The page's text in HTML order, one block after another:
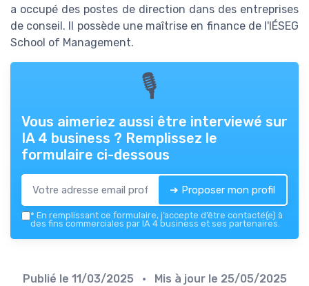
a occupé des postes de direction dans des entreprises
de conseil. Il possède une maîtrise en finance de l'IÉSEG
School of Management.
🎙
Vous aimeriez aussi être interviewé sur
IA 4 business ? Remplissez le
formulaire ci-dessous
➔ Proposer mon profil
* En remplissant ce formulaire, j’accepte d’être contacté(e) à
des fins commerciales par IA 4 business et ses partenaires.
Publié le 11/03/2025 • Mis à jour le 25/05/2025